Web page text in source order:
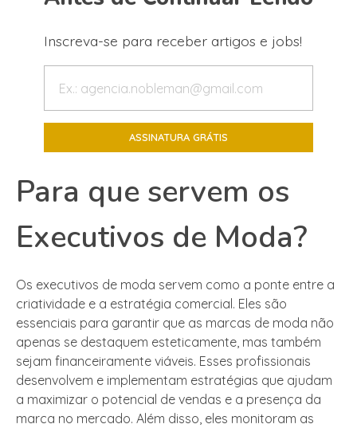
Inscreva-se para receber artigos e jobs!
Para que servem os
Executivos de Moda?
Os executivos de moda servem como a ponte entre a
criatividade e a estratégia comercial. Eles são
essenciais para garantir que as marcas de moda não
apenas se destaquem esteticamente, mas também
sejam financeiramente viáveis. Esses profissionais
desenvolvem e implementam estratégias que ajudam
a maximizar o potencial de vendas e a presença da
marca no mercado. Além disso, eles monitoram as